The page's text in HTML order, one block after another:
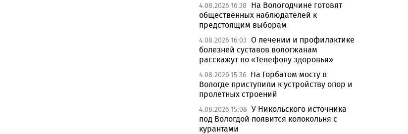
4.08.2026 16:38
На Вологодчине готовят
общественных наблюдателей к
предстоящим выборам
4.08.2026 16:03 О лечении и профилактике
болезней суставов вологжанам
расскажут по «Телефону здоровья»
4.08.2026 15:36 На Горбатом мосту в
Вологде приступили к устройству опор и
пролетных строений
4.08.2026 15:08 У Никольского источника
под Вологдой появится колокольня с
курантами